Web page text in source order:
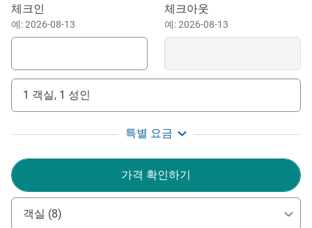
You have no more excuses to postpone the dream trip.
Pack your bags and come to a hotel in Salvador near the
Vermelho!
of the hotel has easy access to sights such as the Lacerda
Elevator and the Modelo Market.
Livia Nascimento 호텔 관리
이 호텔 예약하기
체크인
예: 2026-08-13
체크아웃
예: 2026-08-13
1 객실, 1 성인
특별 요금
가격 확인하기
객실 (8)